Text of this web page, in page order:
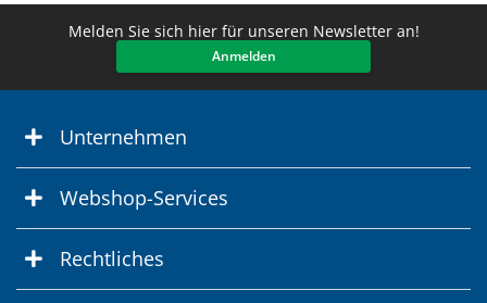
Melden Sie sich hier für unseren Newsletter an!
Anmelden
Unternehmen
Webshop-Services
Rechtliches